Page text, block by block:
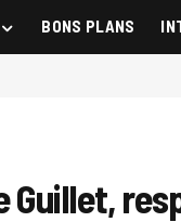
BONS PLANS